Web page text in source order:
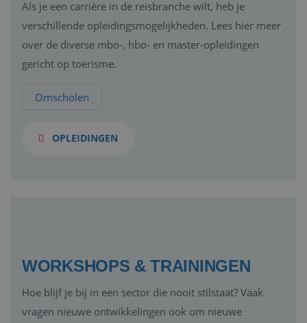
Als je een carrière in de reisbranche wilt, heb je
verschillende opleidingsmogelijkheden. Lees hier meer
over de diverse mbo-, hbo- en master-opleidingen
gericht op toerisme.
Omscholen
OPLEIDINGEN
WORKSHOPS & TRAININGEN
Hoe blijf je bij in een sector die nooit stilstaat? Vaak
vragen nieuwe ontwikkelingen ook om nieuwe